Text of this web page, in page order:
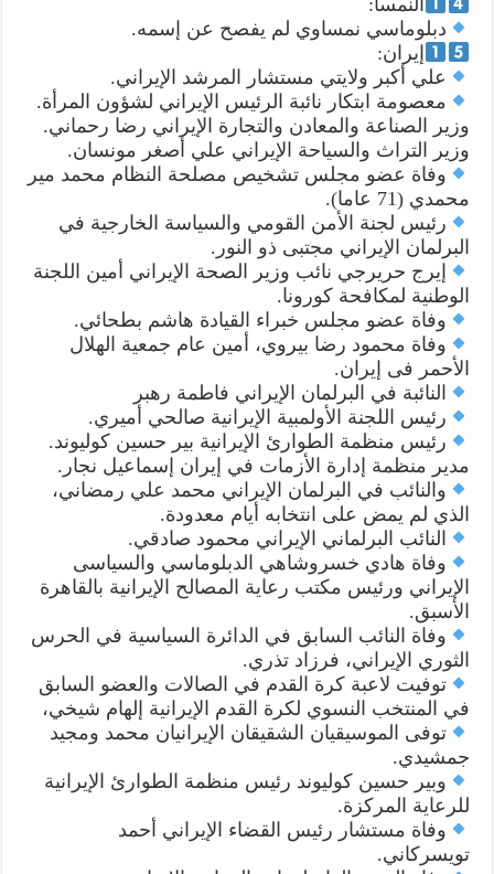
النمسا:
دبلوماسي نمساوي لم يفصح عن إسمه.
إيران:
علي أكبر ولايتي مستشار المرشد الإيراني.
معصومة ابتكار نائبة الرئيس الإيراني لشؤون المرأة.
وزير الصناعة والمعادن والتجارة الإيراني رضا رحماني.
وزير التراث والسياحة الإيراني علي أصغر مونسان.
وفاة عضو مجلس تشخيص مصلحة النظام محمد مير
محمدي (71 عاما).
رئيس لجنة الأمن القومي والسياسة الخارجية في
البرلمان الإيراني مجتبى ذو النور.
إيرج حريرجي نائب وزير الصحة الإيراني أمين اللجنة
الوطنية لمكافحة كورونا.
وفاة عضو مجلس خبراء القيادة هاشم بطحائي.
وفاة محمود رضا بيروي، أمين عام جمعية الهلال
الأحمر فى إيران.
النائبة في البرلمان الإيراني فاطمة رهبر
رئيس اللجنة الأولمبية الإيرانية صالحي أميري.
رئيس منظمة الطوارئ الإيرانية بير حسين كوليوند.
مدير منظمة إدارة الأزمات في إيران إسماعيل نجار.
والنائب في البرلمان الإيراني محمد علي رمضاني،
الذي لم يمض على انتخابه أيام معدودة.
النائب البرلماني الإيراني محمود صادقي.
وفاة هادي خسروشاهي الدبلوماسي والسياسى
الإيراني ورئيس مكتب رعاية المصالح الإيرانية بالقاهرة
الأسبق.
وفاة النائب السابق في الدائرة السياسية في الحرس
الثوري الإيراني، فرزاد تذري.
توفيت لاعبة كرة القدم في الصالات والعضو السابق
في المنتخب النسوي لكرة القدم الإيرانية إلهام شيخي،
توفى الموسيقيان الشقيقان الإيرانيان محمد ومجيد
جمشيدي.
وبير حسين كوليوند رئيس منظمة الطوارئ الإيرانية
للرعاية المركزة.
وفاة مستشار رئيس القضاء الإيراني أحمد
تويسركاني.